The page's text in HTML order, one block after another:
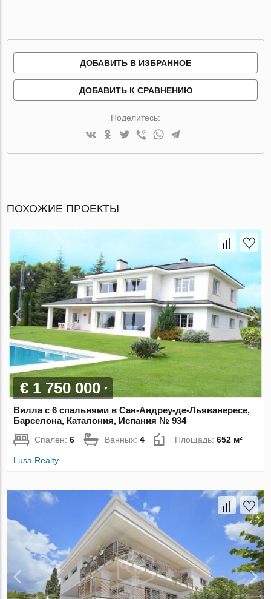
ДОБАВИТЬ В ИЗБРАННОЕ
ДОБАВИТЬ К СРАВНЕНИЮ
Поделитесь:
ПОХОЖИЕ ПРОЕКТЫ
€ 1 750 000
Вилла с 6 спальнями в Сан-Андреу-де-Льяванересе,
Барселона, Каталония, Испания № 934
Спален:6 Ванных:4 Площадь:652 м²
Lusa Realty